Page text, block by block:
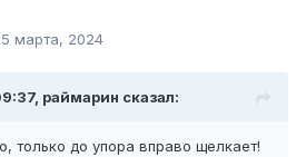
марта, 2024
раймарин сказал:
только до упора вправо щелкает!